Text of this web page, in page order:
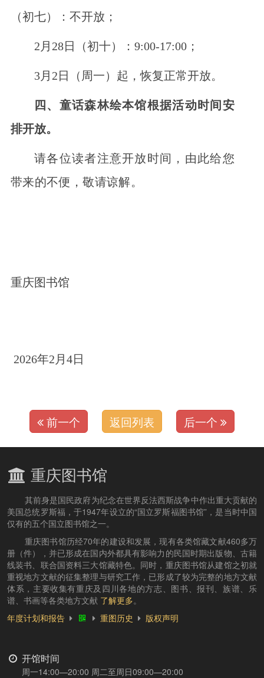
（初七）：不开放；
2月28日（初十）：9:00-17:00；
3月2日（周一）起，恢复正常开放。
四、童话森林绘本馆根据活动时间安
排开放。
请各位读者注意开放时间，由此给您
带来的不便，敬请谅解。
重庆图书馆
2026年2月4日
前一个 返回列表 后一个
重庆图书馆
其前身是国民政府为纪念在世界反法西斯战争中作出重大贡献的
美国总统罗斯福，于1947年设立的“国立罗斯福图书馆”，是当时中国
仅有的五个国立图书馆之一。
重庆图书馆历经70年的建设和发展，现有各类馆藏文献460多万
册（件），并已形成在国内外都具有影响力的民国时期出版物、古籍
线装书、联合国资料三大馆藏特色。同时，重庆图书馆从建馆之初就
重视地方文献的征集整理与研究工作，已形成了较为完整的地方文献
体系，主要收集有重庆及四川各地的方志、图书、报刊、族谱、乐
谱、书画等各类地方文献 了解更多。
年度计划和报告
重图历史 版权声明
开馆时间
周一14:00—20:00 周二至周日09:00—20:00